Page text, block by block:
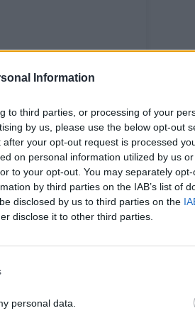
Information
to third parties, or processing of your
by us, please use the below opt-out
your opt-out request is processed
on personal information utilized by us
to your opt-out. You may separately
by third parties on the IAB’s list of
disclosed by us to third parties on the
disclose it to other third parties.
personal data.